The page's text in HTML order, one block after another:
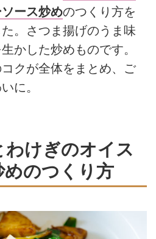
ース炒めのつくり方を
。さつま揚げのうま味
かした炒めものです。
クが全体をまとめ、ご
に。
わけぎのオイス
めのつくり方